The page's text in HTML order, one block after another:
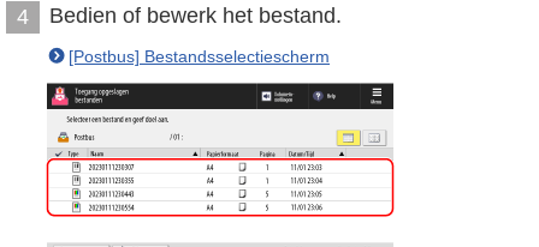
4 Bedien of bewerk het bestand.
[Postbus] Bestandsselectiescherm